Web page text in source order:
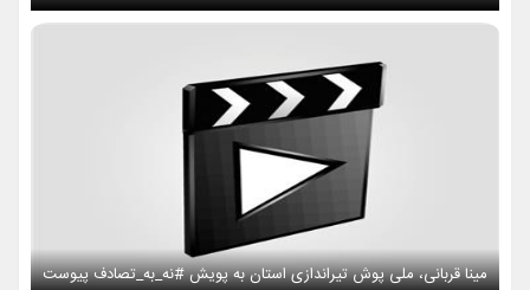
مینا قربانی، ملی پوش تیراندازی استان به پویش #نه_به_تصادف پیوست